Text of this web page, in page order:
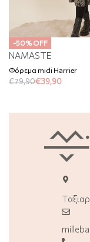
-50% OFF
NAMASTE
Φόρεμα midi Harrier
€79,90€39,90